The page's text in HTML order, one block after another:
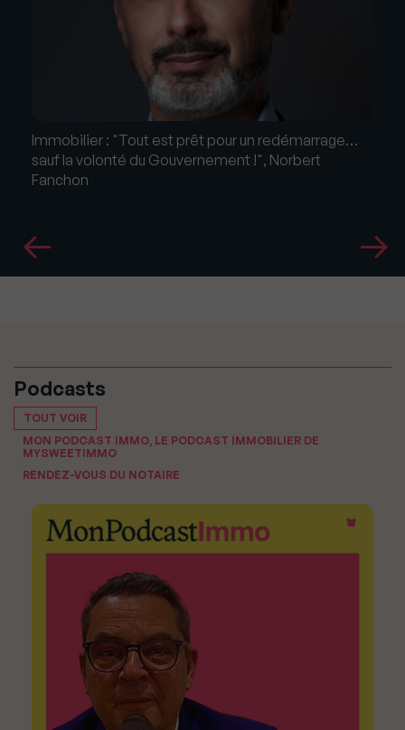
Immobilier : "Tout est prêt pour un redémarrage…
sauf la volonté du Gouvernement !", Norbert
Fanchon
Podcasts
TOUT VOIR
MON PODCAST IMMO, LE PODCAST IMMOBILIER DE
MYSWEETIMMO
RENDEZ-VOUS DU NOTAIRE